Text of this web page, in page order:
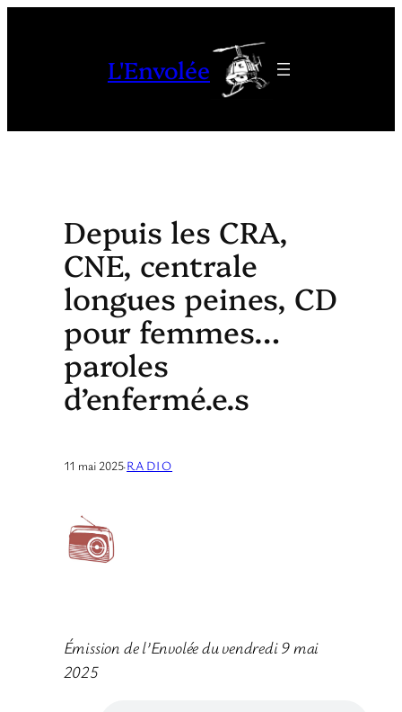
L'Envolée
Depuis les CRA,
CNE, centrale
longues peines, CD
pour femmes…
paroles
d’enfermé.e.s
11 mai 2025·RADIO
Émission de l’Envolée du vendredi 9 mai
2025